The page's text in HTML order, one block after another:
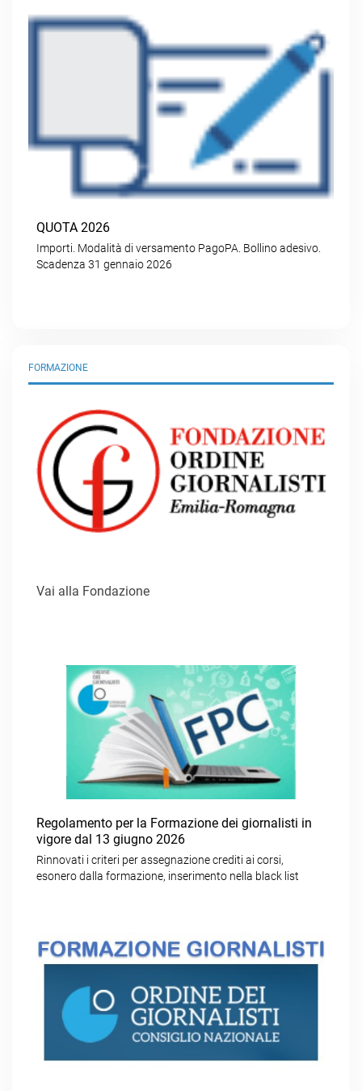
QUOTA 2026
Importi. Modalità di versamento PagoPA. Bollino adesivo.
Scadenza 31 gennaio 2026
FORMAZIONE
Vai alla Fondazione
Regolamento per la Formazione dei giornalisti in
vigore dal 13 giugno 2026
Rinnovati i criteri per assegnazione crediti ai corsi,
esonero dalla formazione, inserimento nella black list